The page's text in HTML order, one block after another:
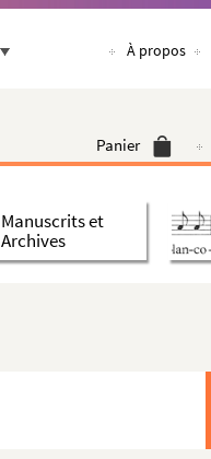
À propos
Panier
Manuscrits et
Archives